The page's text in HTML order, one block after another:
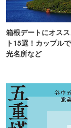
箱根デートにオス
ト15選！カップル
光名所など